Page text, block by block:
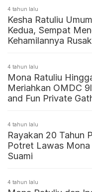
4 tahun lalu
Kesha Ratuliu
Kedua, Sempat
Kehamilannya Rusak
4 tahun lalu
Mona Ratuliu
Meriahkan OMDC
and Fun Private
4 tahun lalu
Rayakan 20 Tahun
Potret Lawas Mona
Suami
4 tahun lalu